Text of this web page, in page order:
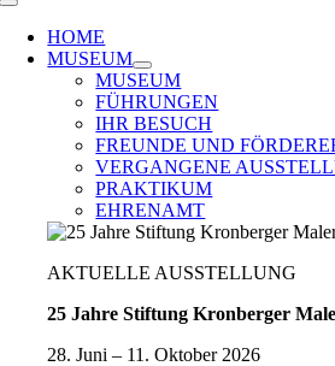
Toggle
Navigation
HOME
MUSEUM
MUSEUM
FÜHRUNGEN
IHR BESUCH
FREUNDE UND
VERGANGENE
PRAKTIKUM
EHRENAMT
AKTUELLE AUSSTELLUNG
25 Jahre Stiftung Kronberger
28. Juni – 11. Oktober 2026